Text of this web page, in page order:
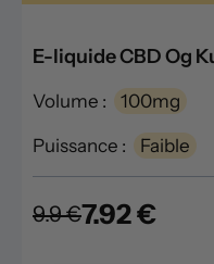
E-liquide CBD Og
Volume : 100mg
Puissance : Faible
9.9 €7.92 €